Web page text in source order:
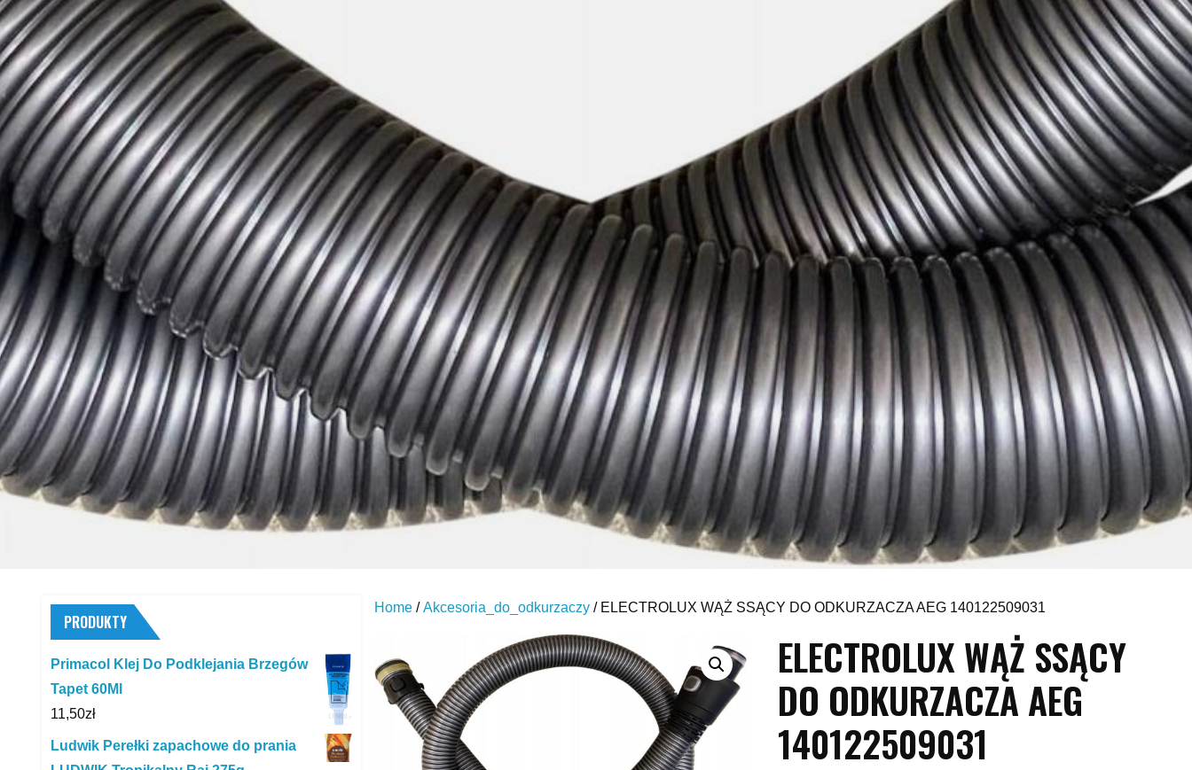
Home /Akcesoria_do_odkurzaczy / ELECTROLUX WĄŻ SSĄCY DO ODKURZACZA AEG 140122509031
ELECTROLUX WĄŻ SSĄCY
DO ODKURZACZA AEG
140122509031
PRODUKTY
Primacol Klej Do Podklejania Brzegów
Tapet 60Ml
11,50zł
Ludwik Perełki zapachowe do prania